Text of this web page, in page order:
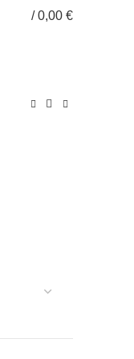
/ 0,00 €